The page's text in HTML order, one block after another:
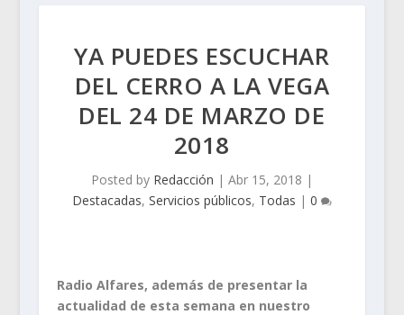
YA PUEDES ESCUCHAR
DEL CERRO A LA VEGA
DEL 24 DE MARZO DE
2018
Posted by Redacción | Abr 15, 2018 |
Destacadas, Servicios públicos, Todas | 0
Radio Alfares, además de presentar la
actualidad de esta semana en nuestro